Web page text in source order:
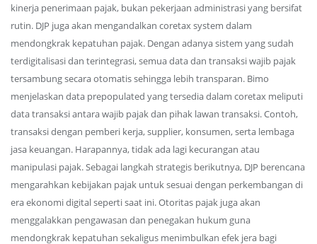
kinerja penerimaan pajak, bukan pekerjaan administrasi yang bersifat
rutin. DJP juga akan mengandalkan coretax system dalam
mendongkrak kepatuhan pajak. Dengan adanya sistem yang sudah
terdigitalisasi dan terintegrasi, semua data dan transaksi wajib pajak
tersambung secara otomatis sehingga lebih transparan. Bimo
menjelaskan data prepopulated yang tersedia dalam coretax meliputi
data transaksi antara wajib pajak dan pihak lawan transaksi. Contoh,
transaksi dengan pemberi kerja, supplier, konsumen, serta lembaga
jasa keuangan. Harapannya, tidak ada lagi kecurangan atau
manipulasi pajak. Sebagai langkah strategis berikutnya, DJP berencana
mengarahkan kebijakan pajak untuk sesuai dengan perkembangan di
era ekonomi digital seperti saat ini. Otoritas pajak juga akan
menggalakkan pengawasan dan penegakan hukum guna
mendongkrak kepatuhan sekaligus menimbulkan efek jera bagi